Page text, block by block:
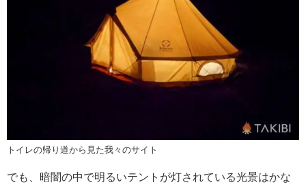
トイレの帰り道から見た我々のサイト
でも、暗闇の中で明るいテントが灯されている光景はかな